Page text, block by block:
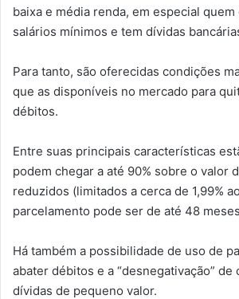
baixa e média renda, em especial quem
salários mínimos e tem dívidas
Para tanto, são oferecidas condições
que as disponíveis no mercado para
débitos.
Entre suas principais características
podem chegar a até 90% sobre o valor
reduzidos (limitados a cerca de 1,99%
parcelamento pode ser de até 48
Há também a possibilidade de uso de
abater débitos e a “desnegativação”
dívidas de pequeno valor.